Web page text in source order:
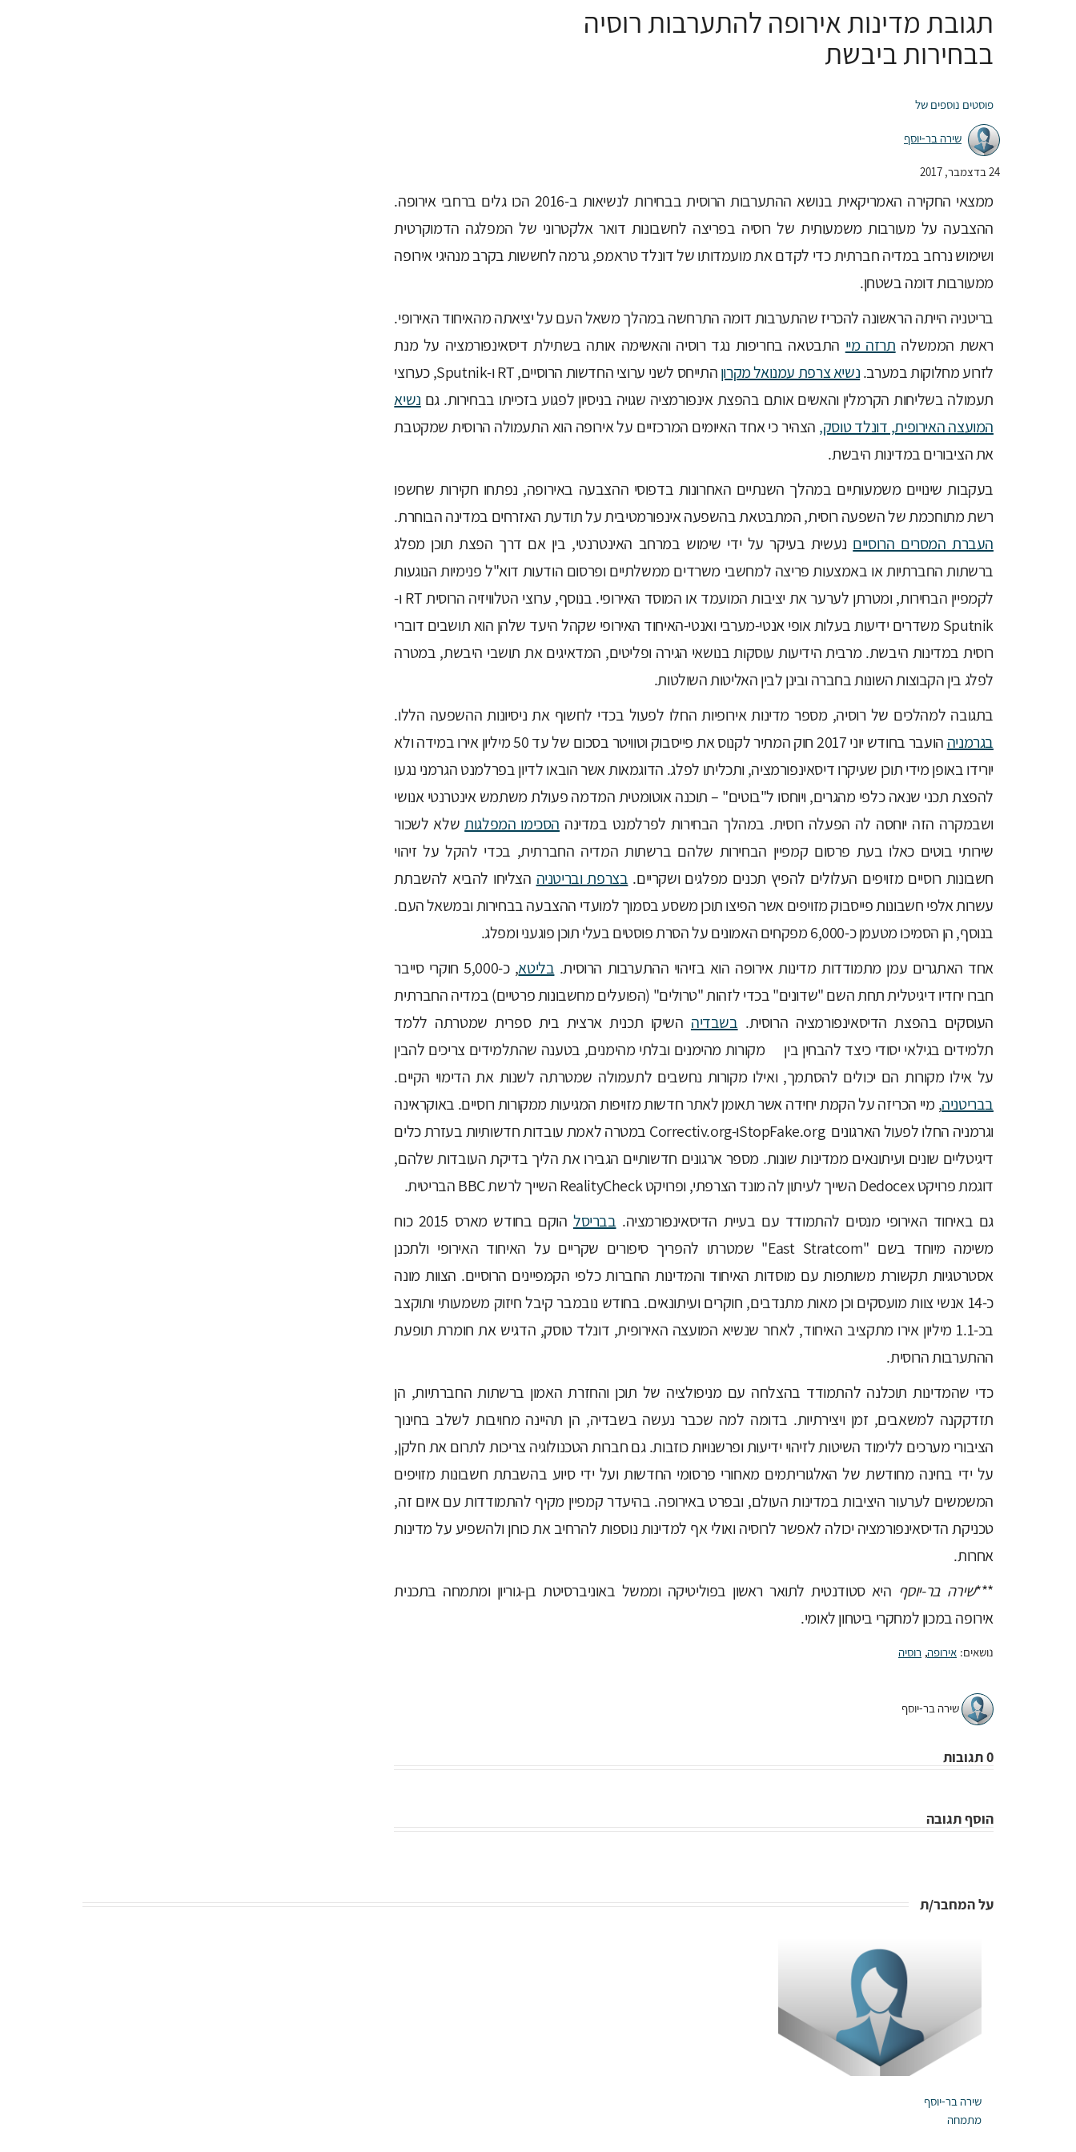
תגובת מדינות אירופה להתערבות רוסיה
בבחירות ביבשת
פוסטים נוספים של
שירה בר-יוסף
24 בדצמבר, 2017
ממצאי החקירה האמריקאית בנושא ההתערבות הרוסית בבחירות לנשיאות ב-2016 הכו גלים ברחבי אירופה.
ההצבעה על מעורבות משמעותית של רוסיה בפריצה לחשבונות דואר אלקטרוני של המפלגה הדמוקרטית
ושימוש נרחב במדיה חברתית כדי לקדם את מועמדותו של דונלד טראמפ, גרמה לחששות בקרב מנהיגי אירופה
ממעורבות דומה בשטחן.
בריטניה הייתה הראשונה להכריז שהתערבות דומה התרחשה במהלך משאל העם על יציאתה מהאיחוד האירופי.
ראשת הממשלה תרזה מיי התבטאה בחריפות נגד רוסיה והאשימה אותה בשתילת דיסאינפורמציה על מנת
לזרוע מחלוקות במערב.נשיא צרפת עמנואל מקרון
התייחס לשני ערוצי החדשות הרוסיים, RT ו-Sputnik, כערוצי
תעמולה בשליחות הקרמלין והאשים אותם בהפצת אינפורמציה שגויה בניסיון לפגוע בזכייתו בבחירות. גם נשיא
המועצה האירופית, דונלד טוסק, הצהיר כי אחד האיומים המרכזיים על אירופה הוא התעמולה הרוסית שמקטבת
את הציבורים במדינות היבשת.
בעקבות שינויים משמעותיים במהלך השנתיים האחרונות בדפוסי ההצבעה באירופה, נפתחו חקירות שחשפו
רשת מתוחכמת של השפעה רוסית, המתבטאת בהשפעה אינפורמטיבית על תודעת האזרחים במדינה הבוחרת.
העברת המסרים הרוסיים נעשית בעיקר על ידי שימוש במרחב האינטרנטי, בין אם דרך הפצת תוכן מפלג
ברשתות החברתיות או באמצעות פריצה למחשבי משרדים ממשלתיים ופרסום הודעות דוא"ל פנימיות הנוגעות
לקמפיין הבחירות, ומטרתן לערער את יציבות המועמד או המוסד האירופי. בנוסף, ערוצי הטלוויזיה הרוסית RT ו-
Sputnik משדרים ידיעות בעלות אופי אנטי-מערבי ואנטי-האיחוד האירופי שקהל היעד שלהן הוא תושבים דוברי
רוסית במדינות היבשת. מרבית הידיעות עוסקות בנושאי הגירה ופליטים, המדאיגים את תושבי היבשת, במטרה
לפלג בין הקבוצות השונות בחברה ובינן לבין האליטות השולטות.
בתגובה למהלכים של רוסיה, מספר מדינות אירופיות החלו לפעול בכדי לחשוף את ניסיונות ההשפעה הללו.
בגרמניה
הועבר בחודש יוני 2017 חוק המתיר לקנוס את פייסבוק וטוויטר בסכום של עד 50 מיליון אירו במידה ולא
יורידו באופן מידי תוכן שעיקרו דיסאינפורמציה, ותכליתו לפלג. הדוגמאות אשר הובאו לדיון בפרלמנט הגרמני נגעו
להפצת תכני שנאה כלפי מהגרים, ויוחסו ל"בוטים" – תוכנה אוטומטית המדמה פעולת משתמש אינטרנטי אנושי
ושבמקרה הזה יוחסה לה הפעלה רוסית. במהלך הבחירות לפרלמנט במדינה הסכימו המפלגותשלא לשכור
שירותי בוטים כאלו בעת פרסום קמפיין הבחירות שלהם ברשתות המדיה החברתית, בכדי להקל על זיהוי
חשבונות רוסיים מזויפים העלולים להפיץ תכנים מפלגים ושקריים. בצרפת ובריטניה הצליחו להביא להשבתת
עשרות אלפי חשבונות פייסבוק מזויפים אשר הפיצו תוכן משסע בסמוך למועדי ההצבעה בבחירות ובמשאל העם.
בנוסף, הן הסמיכו מטעמן כ-6,000 מפקחים האמונים על הסרת פוסטים בעלי תוכן פוגעני ומפלג.
אחד האתגרים עמן מתמודדות מדינות אירופה הוא בזיהוי ההתערבות הרוסית. בליטא
, כ-5,000 חוקרי סייבר
חברו יחדיו דיגיטלית תחת השם "שדונים" בכדי לזהות "טרולים" (הפועלים מחשבונות פרטיים) במדיה החברתית
העוסקים בהפצת הדיסאינפורמציה הרוסית. בשבדיה השיקו תכנית ארצית בית ספרית שמטרתה ללמד
תלמידים בגילאי יסודי כיצד להבחין בין מקורות מהימנים ובלתי מהימנים, בטענה שהתלמידים צריכים להבין
על אילו מקורות הם יכולים להסתמך, ואילו מקורות נחשבים לתעמולה שמטרתה לשנות את הדימוי הקיים.
בבריטניה, מיי הכריזה על הקמת יחידה אשר תאומן לאתר חדשות מזויפות המגיעות ממקורות רוסיים. באוקראינה
וגרמניה החלו לפעול הארגונים StopFake.orgו-Correctiv.org במטרה לאמת עובדות חדשותיות בעזרת כלים
דיגיטליים שונים ועיתונאים ממדינות שונות. מספר ארגונים חדשותיים הגבירו את הליך בדיקת העובדות שלהם,
דוגמת פרויקט Dedocex השייך לעיתון לה מונד הצרפתי, ופרויקט RealityCheck השייך לרשת BBC הבריטית.
גם באיחוד האירופי מנסים להתמודד עם בעיית הדיסאינפורמציה. בבריסל
הוקם בחודש מארס 2015 כוח
משימה מיוחד בשם "East Stratcom" שמטרתו להפריך סיפורים שקריים על האיחוד האירופי ולתכנן
אסטרטגיות תקשורת משותפות עם מוסדות האיחוד והמדינות החברות כלפי הקמפיינים הרוסיים. הצוות מונה
כ-14 אנשי צוות מועסקים וכן מאות מתנדבים, חוקרים ועיתונאים. בחודש נובמבר קיבל חיזוק משמעותי ותוקצב
בכ-1.1 מיליון אירו מתקציב האיחוד, לאחר שנשיא המועצה האירופית, דונלד טוסק, הדגיש את חומרת תופעת
ההתערבות הרוסית.
כדי שהמדינות תוכלנה להתמודד בהצלחה עם מניפולציה של תוכן והחזרת האמון ברשתות החברתיות, הן
תזדקקנה למשאבים, זמן ויצירתיות. בדומה למה שכבר נעשה בשבדיה, הן תהיינה מחויבות לשלב בחינוך
הציבורי מערכים ללימוד השיטות לזיהוי ידיעות ופרשנויות כוזבות. גם חברות הטכנולוגיה צריכות לתרום את חלקן,
על ידי בחינה מחודשת של האלגוריתמים מאחורי פרסומי החדשות ועל ידי סיוע בהשבתת חשבונות מזויפים
המשמשים לערעור היציבות במדינות העולם, ובפרט באירופה. בהיעדר קמפיין מקיף להתמודדות עם איום זה,
טכניקת הדיסאינפורמציה יכולה לאפשר לרוסיה ואולי אף למדינות נוספות להרחיב את כוחן ולהשפיע על מדינות
אחרות.
***שירה בר-יוסף היא סטודנטית לתואר ראשון בפוליטיקה וממשל באוניברסיטת בן-גוריון ומתמחה בתכנית
אירופה במכון למחקרי ביטחון לאומי.
נושאים: אירופה, רוסיה
שירה בר-יוסף
0 תגובות
הוסף תגובה
על המחבר/ת
שירה בר-יוסף
מתמחה